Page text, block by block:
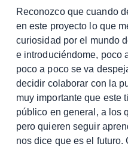
Reconozco que cuando
en este proyecto lo que
curiosidad por el mundo
e introduciéndome, poco
poco a poco se va
decidir colaborar con la
muy importante que este
público en general, a los
pero quieren seguir
nos dice que es el futuro.